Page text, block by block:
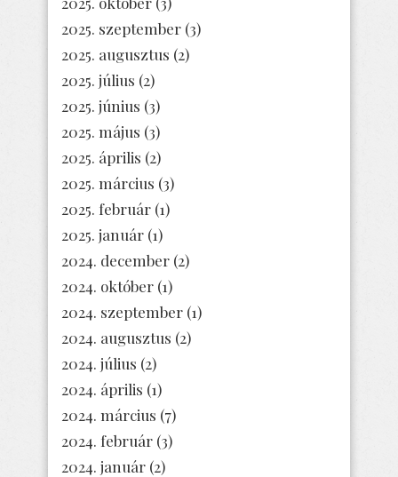
2025. szeptember (3)
2025. augusztus (2)
2025. július (2)
2025. június (3)
2025. május (3)
2025. április (2)
2025. március (3)
2025. február (1)
2025. január (1)
2024. december (2)
2024. október (1)
2024. szeptember (1)
2024. augusztus (2)
2024. július (2)
2024. április (1)
2024. március (7)
2024. február (3)
2024. január (2)